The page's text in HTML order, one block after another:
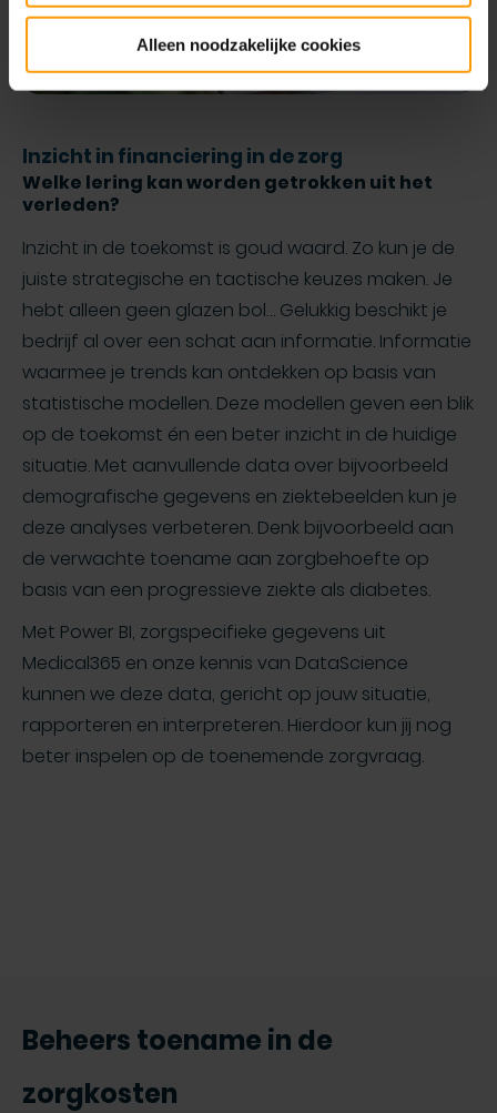
Alleen noodzakelijke cookies
Inzicht in financiering in de zorg
Welke lering kan worden getrokken uit het
verleden?
Inzicht in de toekomst is goud waard. Zo kun je de
juiste strategische en tactische keuzes maken. Je
hebt alleen geen glazen bol… Gelukkig beschikt je
bedrijf al over een schat aan informatie. Informatie
waarmee je trends kan ontdekken op basis van
statistische modellen. Deze modellen geven een blik
op de toekomst én een beter inzicht in de huidige
situatie. Met aanvullende data over bijvoorbeeld
demografische gegevens en ziektebeelden kun je
deze analyses verbeteren. Denk bijvoorbeeld aan
de verwachte toename aan zorgbehoefte op
basis van een progressieve ziekte als diabetes.
Met Power BI, zorgspecifieke gegevens uit
Medical365 en onze kennis van DataScience
kunnen we deze data, gericht op jouw situatie,
rapporteren en interpreteren. Hierdoor kun jij nog
beter inspelen op de toenemende zorgvraag.
Beheers toename in de
zorgkosten